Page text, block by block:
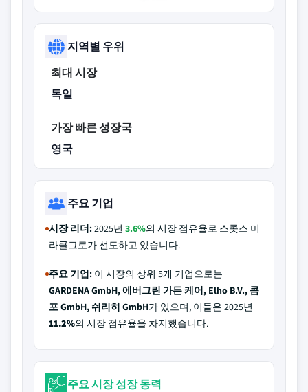
지역별 우위
최대 시장
독일
가장 빠른 성장국
영국
주요 기업
시장 리더:2025년 3.6%의 시장 점유율로 스콧스 미
라클그로가 선도하고 있습니다.
주요 기업: 이 시장의 상위 5개 기업으로는
GARDENA GmbH, 에버그린 가든 케어, Elho B.V., 콤
포 GmbH, 쉬리히 GmbH가 있으며, 이들은 2025년
11.2%의 시장 점유율을 차지했습니다.
주요 시장 성장 동력